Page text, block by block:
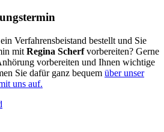
Verfahrensbeistand bestellt und Sie
mit Regina Scherfvorbereiten? Gerne
vorbereiten und Ihnen wichtige
Sie dafür ganz bequem über unser
uns auf.